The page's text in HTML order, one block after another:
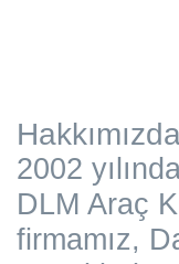
2002
DLM Araç
firmamız,